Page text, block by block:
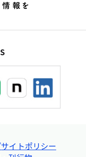
サイトポリシー